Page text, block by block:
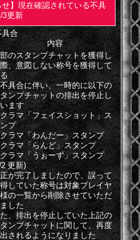
せ】現在確認されている不具
更新
具合
内容
のスタンプチャットを獲得し
、意図しない称号を獲得して
具合に伴い、一時的に以下の
ンプチャットの排出を停止し
ます
ラマ「フェイスショット」ス
プ
ラマ「わんだー」スタンプ
ラマ「らんど」スタンプ
ラマ「うぉーず」スタンプ
更新)
が完了しましたので、誤って
していた称号は対象プレイヤ
の一覧から削除させていただ
した
、排出を停止していた上記の
ンプチャットに関して、再度
されるようになりました